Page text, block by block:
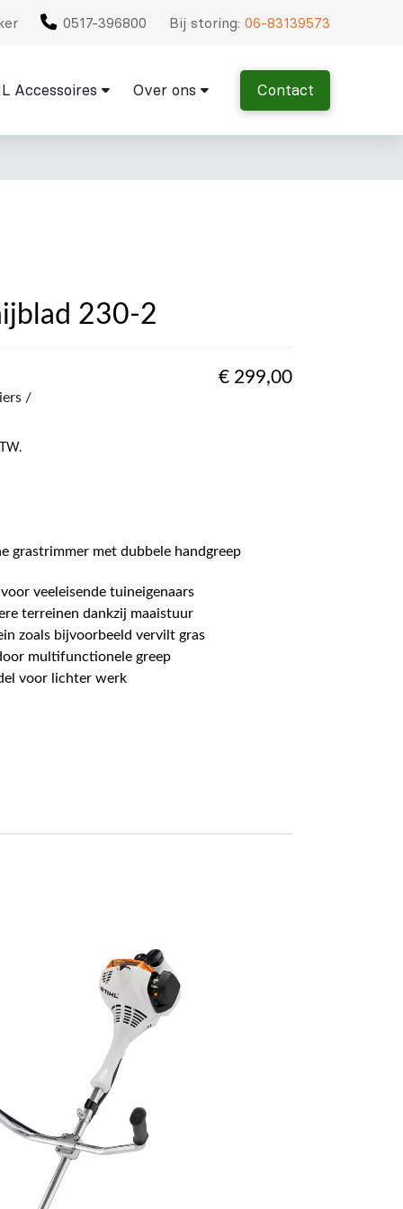
0517-396800 Bij storing:06-83139573
Accessoires Over ons Contact
230-2
/
€ 299,00
grastrimmer met dubbele handgreep
veeleisende tuineigenaars
terreinen dankzij maaistuur
zoals bijvoorbeeld vervilt gras
multifunctionele greep
voor lichter werk